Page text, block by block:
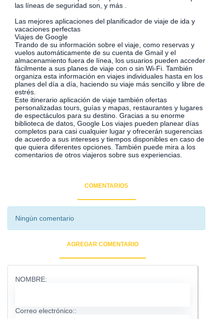
las líneas de seguridad son, y más .
Las mejores aplicaciones del planificador de viaje de ida y
vacaciones perfectas
Viajes de Google
Tirando de su información sobre el viaje, como reservas y
vuelos automáticamente de su cuenta de Gmail y el
almacenamiento fuera de línea, los usuarios pueden acceder
fácilmente a sus planes de viaje con o sin Wi-Fi. También
organiza esta información en viajes individuales hasta en los
planes del día a día, haciendo su viaje más sencillo y libre de
estrés.
Este itinerario aplicación de viaje también ofertas
personalizadas tours, guías y mapas, restaurantes y lugares
de espectáculos para su destino. Gracias a su enorme
biblioteca de datos, Google Los viajes pueden planear días
completos para casi cualquier lugar y ofrecerán sugerencias
de acuerdo a sus intereses y tiempos disponibles en caso de
que quiera diferentes opciones. También puede mira a los
comentarios de otros viajeros sobre sus experiencias.
COMENTARIOS
Ningún comentario
AGREGAR COMENTARIO
NOMBRE:
Correo electrónico::